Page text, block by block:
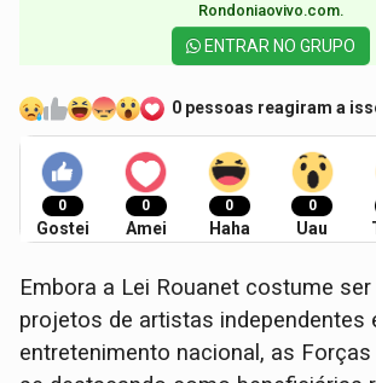
Rondoniaovivo.com.​
ENTRAR NO GRUPO
0 pessoas reagiram a
0
Gostei
0
Amei
0
Haha
0
Uau
Embora a Lei Rouanet costume
projetos de artistas independentes
entretenimento nacional, as